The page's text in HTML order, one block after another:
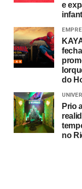
e
do
Prio
no